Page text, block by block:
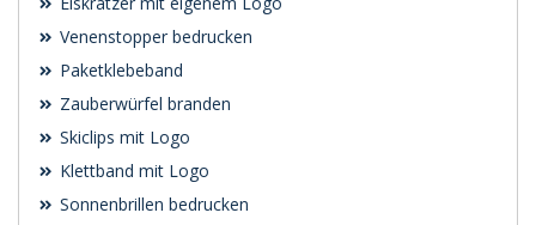
Venenstopper bedrucken
Paketklebeband
Zauberwürfel branden
Skiclips mit Logo
Klettband mit Logo
Sonnenbrillen bedrucken